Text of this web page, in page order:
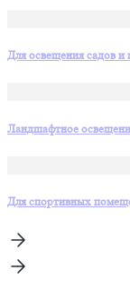
Для освещения садов и
Ландшафтное
Для спортивных